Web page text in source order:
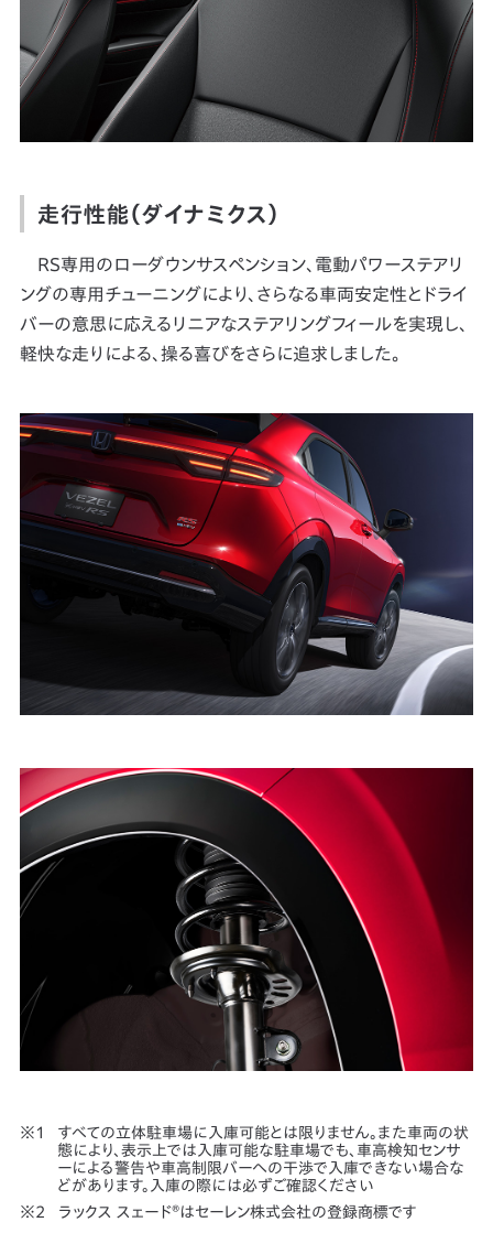
走行性能（ダイナミクス）
RS専用のローダウンサスペンション、電動パワーステアリ
ングの専用チューニングにより、さらなる車両安定性とドライ
バーの意思に応えるリニアなステアリングフィールを実現し、
軽快な走りによる、操る喜びをさらに追求しました。
すべての立体駐車場に入庫可能とは限りません。また車両の状
態により、表示上では入庫可能な駐車場でも、車高検知センサ
ーによる警告や車高制限バーへの干渉で入庫できない場合な
どがあります。入庫の際には必ずご確認ください
ラックス スェード®はセーレン株式会社の登録商標です